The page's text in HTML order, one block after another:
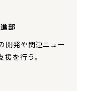
部
開発や関連ニュー
を行う。